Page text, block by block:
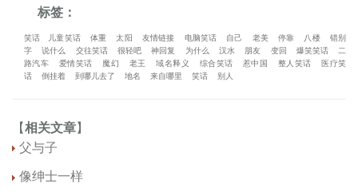
标签：
笑话 儿童笑话 体重 太阳 友情链接 电脑笑话 自己 老美 停靠 八楼
错别
字
说什么 交往笑话 很轻吧 神回复 为什么 汉水 朋友 变回 爆笑笑话
二
路汽车
爱情笑话 魔幻 老王 域名释义 综合笑话 惹中国 整人笑话
医疗笑
话
倒挂着 到哪儿去了 地名 来自哪里 笑话 别人
【相关文章】
父与子
像绅士一样